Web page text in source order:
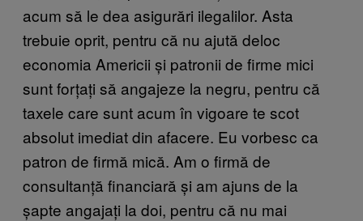
acum să le dea asigurări ilegalilor. Asta
trebuie oprit, pentru că nu ajută deloc
economia Americii și patronii de firme mici
sunt forțați să angajeze la negru, pentru că
taxele care sunt acum în vigoare te scot
absolut imediat din afacere. Eu vorbesc ca
patron de firmă mică. Am o firmă de
consultanță financiară și am ajuns de la
șapte angajați la doi, pentru că nu mai